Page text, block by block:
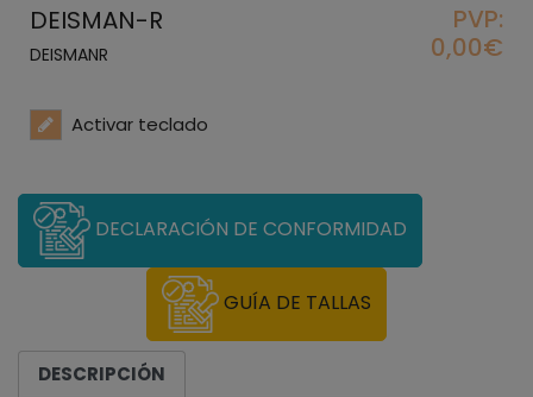
DEISMAN-R
DEISMANR
PVP:
0,00€
Activar teclado
DECLARACIÓN DE CONFORMIDAD
GUÍA DE TALLAS
DESCRIPCIÓN